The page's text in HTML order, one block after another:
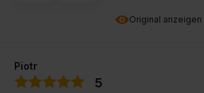
Original anzeigen
Piotr
5